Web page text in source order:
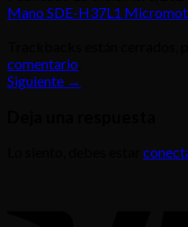
Mano SDE-H37L1
comentario
Siguiente →